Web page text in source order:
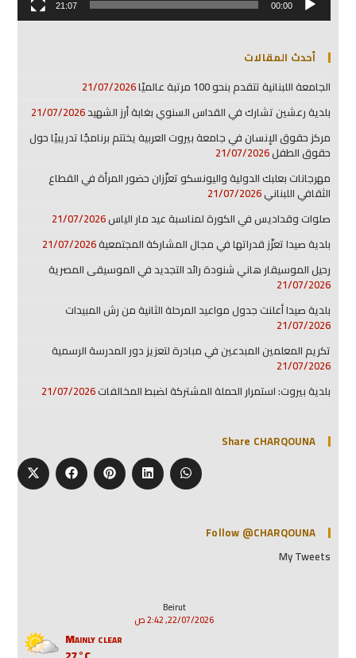
00:00
21:07
أحدث المقالات
الجامعة اللبنانية تتقدم بنحو 100 مرتبة عالميًا
21/07/2026
بلدية رعشين تشارك في القداس السنوي بغابة أرز الشهيد21/07/2026
مركز حقوق الإنسان في جامعة بيروت العربية يختتم برنامجًا تدريبيًا حول
حقوق الطفل21/07/2026
مهرجانات بعلبك الدولية واليونسكو تعزّزان حضور المرأة في القطاع
الثقافي اللبناني21/07/2026
صلوات وقداديس في الكورة لمناسبة عيد مار الياس21/07/2026
بلدية صيدا تعزّز قدراتها في مجال المشاركة المجتمعية21/07/2026
رحيل الموسيقار هاني شنودة رائد التجديد في الموسيقى المصرية
21/07/2026
بلدية صيدا أعلنت جدول مواعيد المرحلة الثانية من رش المبيدات
21/07/2026
تكريم المعلمين المبدعين في مبادرة لتعزيز دور المدرسة الرسمية
21/07/2026
بلدية بيروت: استمرار الحملة المشتركة لضبط المخالفات21/07/2026
Share CHARQOUNA
Follow @CHARQOUNA
My Tweets
Beirut
22/07/2026, 2:42 ص
Mainly clear